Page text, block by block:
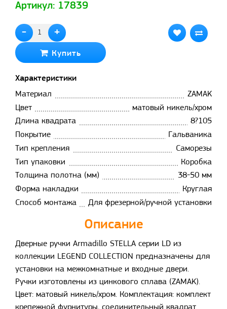
Артикул: 17839
- +
Купить
Характеристики
Материал
ZAMAK
Цвет
матовый никель/хром
Длина квадрата
8?105
Покрытие
Гальваника
Тип крепления
Саморезы
Тип упаковки
Коробка
Толщина полотна (мм)
38-50 мм
Форма накладки
Круглая
Способ монтажа
Для фрезерной/ручной установки
Описание
Дверные ручки Armadillo STELLA серии LD из
коллекции LEGEND COLLECTION предназначены для
установки на межкомнатные и входные двери.
Ручки изготовлены из цинкового сплава (ZAMAK).
Цвет: матовый никель/хром. Комплектация: комплект
крепежной фурнитуры, соединительный квадрат